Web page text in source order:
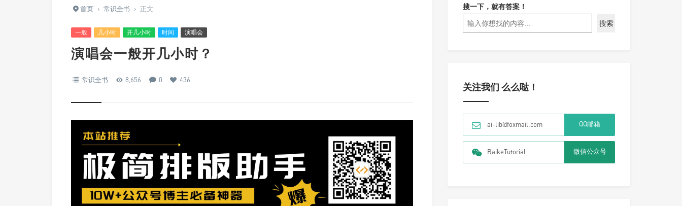
首页 › 常识全书 › 正文
一般 几小时 开几小时 时间 演唱会
演唱会一般开几小时？
常识全书 8,656 0 436
搜一下，就有答案！
搜索
关注我们 么么哒！
ai-lib@foxmail.com QQ邮箱
BaikeTutorial 微信公众号